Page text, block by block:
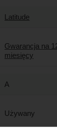
Latitude
Gwarancja na
miesięcy
A
Używany